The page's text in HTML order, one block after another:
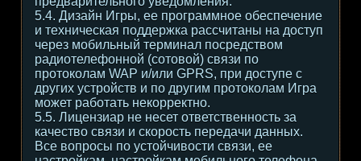
5.4. Дизайн Игры, ее программное обеспечение
и техническая поддержка рассчитаны на доступ
через мобильный терминал посредством
радиотелефонной (сотовой) связи по
протоколам WAP и/или GPRS, при доступе с
других устройств и по другим протоколам Игра
может работать некорректно.
5.5. Лицензиар не несет ответственность за
качество связи и скорость передачи данных.
Все вопросы по устойчивости связи, ее